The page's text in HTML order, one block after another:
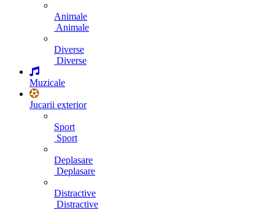
Animale
Animale
Diverse
Diverse
Muzicale
Jucarii exterior
Sport
Sport
Deplasare
Deplasare
Distractive
Distractive